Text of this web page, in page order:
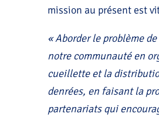
mission au présent est
« Aborder le problème
notre communauté en
cueillette et la
denrées, en faisant la
partenariats qui